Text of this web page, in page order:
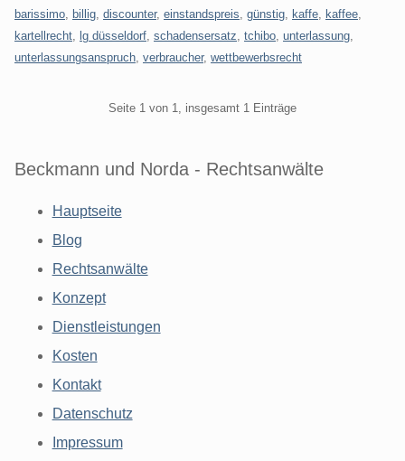
barissimo
billig discounter, einstandspreis günstig kaffe kaffee
kartellrecht
lg düsseldorf schadensersatz tchibo unterlassung
unterlassungsanspruch verbraucher, wettbewerbsrecht
Seite 1 von 1, insgesamt 1 Einträge
Beckmann und Norda - Rechtsanwälte
Hauptseite
Blog
Rechtsanwälte
Konzept
Dienstleistungen
Kosten
Kontakt
Datenschutz
Impressum